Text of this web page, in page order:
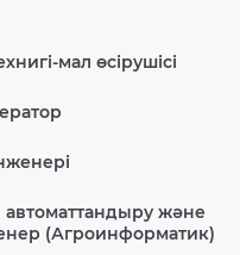
мал өсірушісі
және
(Агроинформатик)